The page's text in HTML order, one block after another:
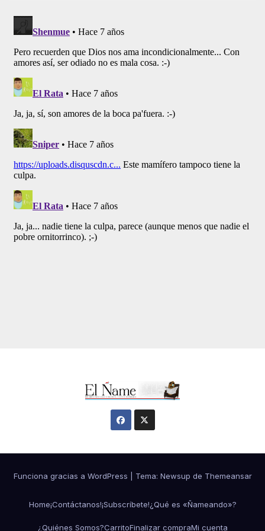
Funciona gracias a WordPress Tema: Newsup de Themeansar
Home¡Contáctanos!¡Subscríbete!¿Qué es «Ñameando»?
¿Quiénes Somos?CarritoFinalizar compraMi cuenta